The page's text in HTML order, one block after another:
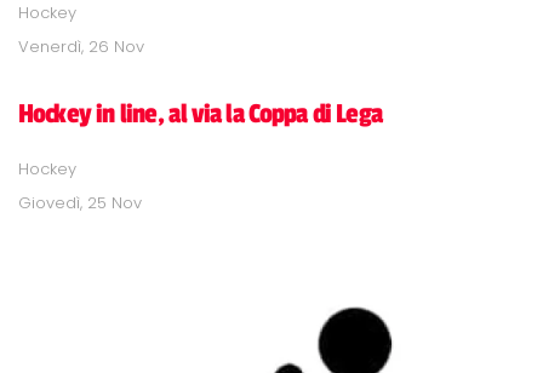
Hockey
Venerdì, 26 Nov
Hockey in line, al via la Coppa di Lega
Hockey
Giovedì, 25 Nov